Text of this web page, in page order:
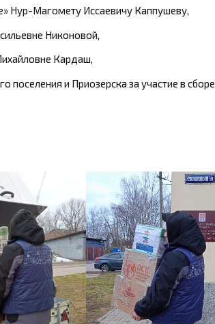
Нур-Магомету Иссаевичу Каппушеву,
Никоновой,
Кардаш,
и Приозерска за участие в сборе